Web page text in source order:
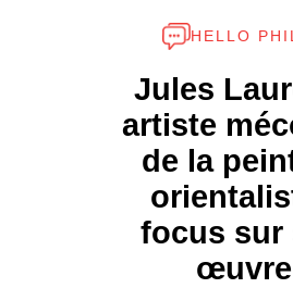
HELLO
Jules
artiste
de la
focus sur
œuvre